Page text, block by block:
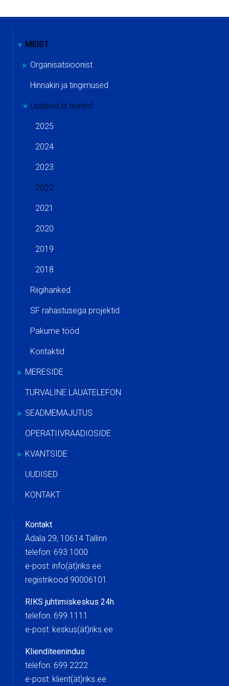
MEIST
Organisatsioonist
Hinnakiri ja tingimused
Uudised ja teated
2025
2024
2023
2022
2021
2020
2019
2018
Riigihanked
SF rahastusega projektid
Pakume tööd
Kontaktid
MERESIDE
TURVALINE LAUATELEFON
SEADMEMAJUTUS
OPERATIIVRAADIOSIDE
KVANTSIDE
UUDISED
KONTAKT
Kontakt
Ädala 29, 10614 Tallinn
telefon: 693 1000
e-post: info(ät)riks.ee
registrikood 90006101
RIKS juhtimiskeskus 24h
telefon: 699 1111
e-post: keskus(ät)riks.ee
Klienditeenindus
telefon: 699 2222
e-post: klient(ät)riks.ee